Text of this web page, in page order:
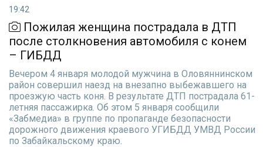
19:42
Пожилая женщина пострадала в ДТП
после столкновения автомобиля с конем
– ГИБДД
Вечером 4 января молодой мужчина в Оловяннинском
район совершил наезд на внезапно выбежавшего на
проезжую часть коня. В результате ДТП пострадала 61-
летняя пассажирка. Об этом 5 января сообщили
«Забмедиа» в группе по пропаганде безопасности
дорожного движения краевого УГИБДД УМВД России
по Забайкальскому краю.